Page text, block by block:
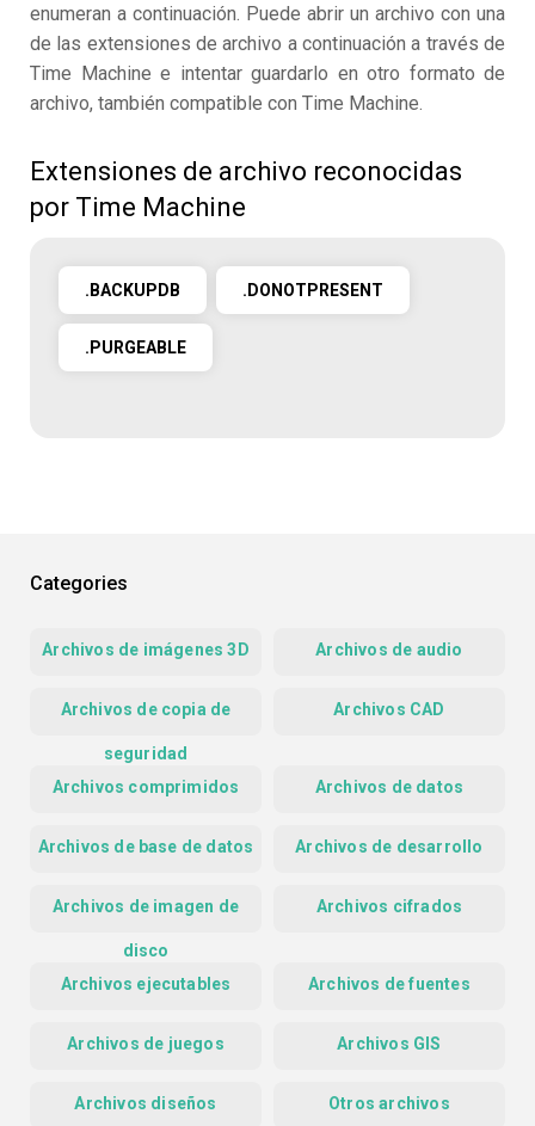
enumeran a continuación. Puede abrir un archivo con una
de las extensiones de archivo a continuación a través de
Time Machine e intentar guardarlo en otro formato de
archivo, también compatible con Time Machine.
Extensiones de archivo reconocidas
por Time Machine
.BACKUPDB .DONOTPRESENT
.PURGEABLE
Categories
Archivos de imágenes 3D Archivos de audio
Archivos de copia de
seguridad
Archivos CAD
Archivos comprimidos Archivos de datos
Archivos de base de datos Archivos de desarrollo
Archivos de imagen de
disco
Archivos cifrados
Archivos ejecutables Archivos de fuentes
Archivos de juegos Archivos GIS
Archivos diseños Otros archivos